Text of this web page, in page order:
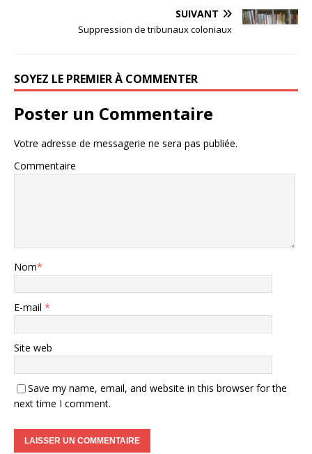
SUIVANT
Suppression de tribunaux coloniaux
SOYEZ LE PREMIER À COMMENTER
Poster un Commentaire
Votre adresse de messagerie ne sera pas publiée.
Commentaire
Nom*
E-mail *
Site web
Save my name, email, and website in this browser for the
next time I comment.